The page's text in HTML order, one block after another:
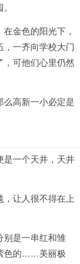
金色的阳光下，
一齐向学校大门
，可他们心里仍然
高新一小必定是
一个天井，天井
让人很不得在上
是一串红和雏
色的……美丽极